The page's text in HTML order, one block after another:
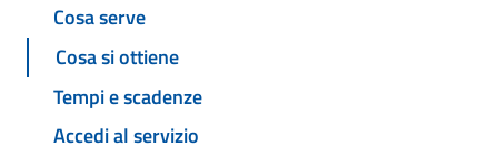
Cosa serve
Cosa si ottiene
Tempi e scadenze
Accedi al servizio